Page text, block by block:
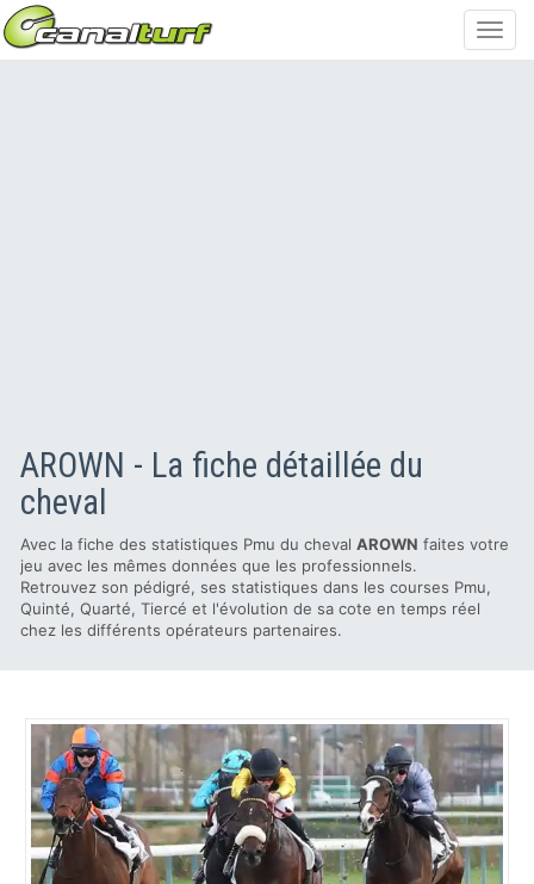
AROWN - La fiche détaillée du
cheval
Avec la fiche des statistiques Pmu du cheval AROWN faites votre
jeu avec les mêmes données que les professionnels.
Retrouvez son pédigré, ses statistiques dans les courses Pmu,
Quinté, Quarté, Tiercé et l'évolution de sa cote en temps réel
chez les différents opérateurs partenaires.